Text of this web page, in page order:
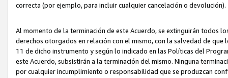
correcta (por ejemplo, para incluir cualquier cancelación o devolución).
Al momento de la terminación de este Acuerdo, se extinguirán todos
derechos otorgados en relación con el mismo, con la salvedad de
11 de dicho instrumento y según lo indicado en las Políticas del
este Acuerdo, subsistirán a la terminación del mismo. Ninguna
por cualquier incumplimiento o responsabilidad que se produzcan